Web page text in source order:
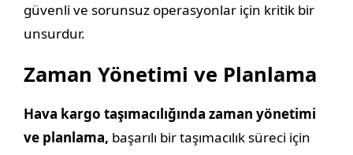
güvenli ve sorunsuz operasyonlar için kritik bir
unsurdur.
Zaman Yönetimi ve Planlama
Hava kargo taşımacılığında zaman yönetimi
ve planlama, başarılı bir taşımacılık süreci için